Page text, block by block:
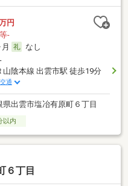
円
-
なし
山陰本線 出雲市駅 徒歩19分
通
県出雲市塩冶有原町６丁目
以内
６丁目